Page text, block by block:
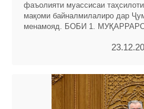
фаъолияти муассисаи
мақоми байналмилалиро дар
менамояд. БОБИ 1.